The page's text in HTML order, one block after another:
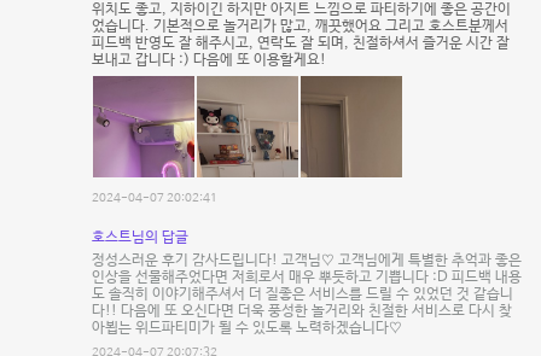
위치도 좋고, 지하이긴 하지만 아지트 느낌으로 파티하기에 좋은 공간이
었습니다. 기본적으로 놀거리가 많고, 깨끗했어요 그리고 호스트분께서
피드백 반영도 잘 해주시고, 연락도 잘 되며, 친절하셔서 즐거운 시간 잘
보내고 갑니다 :) 다음에 또 이용할게요!
2024-04-07 20:02:41
호스트님의 답글
정성스러운 후기 감사드립니다! 고객님♡ 고객님에게 특별한 추억과 좋은
인상을 선물해주었다면 저희로서 매우 뿌듯하고 기쁩니다 :D 피드백 내용
도 솔직히 이야기해주셔서 더 질좋은 서비스를 드릴 수 있었던 것 같습니
다!! 다음에 또 오신다면 더욱 풍성한 놀거리와 친절한 서비스로 다시 찾
아뵙는 위드파티미가 될 수 있도록 노력하겠습니다♡
2024-04-07 20:07:32